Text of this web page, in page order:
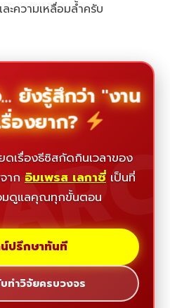
ะความเหลื่อมล้ำครับ
ยังรู้สึกว่า "งาน
องยาก?
ดเรื่องธีซิสกัดกินเวลาของ
าก อิมเพรส เลกาซี่ เป็นที่
มดูแลคุณทุกขั้นตอน
ปรึกษาทันที
ทำวิจัยครบวงจร